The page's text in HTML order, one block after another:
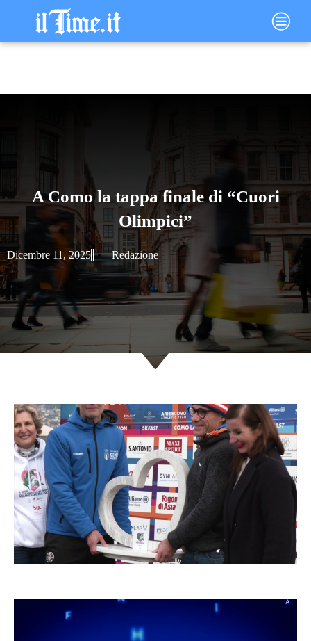
contenuto
Main
Menu
A Como la tappa finale di “Cuori
Olimpici”
Dicembre 11, 2025 Redazione